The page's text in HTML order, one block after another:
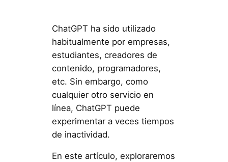
ChatGPT ha sido utilizado
habitualmente por empresas,
estudiantes, creadores de
contenido, programadores,
etc. Sin embargo, como
cualquier otro servicio en
línea, ChatGPT puede
experimentar a veces tiempos
de inactividad.
En este artículo, exploraremos